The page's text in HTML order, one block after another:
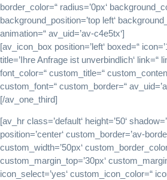
border_color=“ radius=’0px‘
background_position=’top left‘
animation=“ av_uid=’av-c4e5tx‘]
[av_icon_box position=’left‘ boxed=“
title=’Ihre Anfrage ist unverbindlich‘ link=“
font_color=“ custom_title=“
custom_font=“ custom_border=“
[/av_one_third]
[av_hr class=’default‘ height=’50‘
position=’center‘ custom_border=’av-
custom_width=’50px‘
custom_margin_top=’30px‘
icon_select=’yes‘ custom_icon_color=“